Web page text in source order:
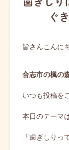
ぐ
皆さんこんに
合志市の楓の
いつも投稿を
本日のテーマ
「歯ぎしりっ